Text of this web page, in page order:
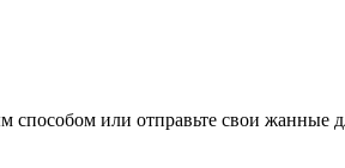
или отправьте свои жанные